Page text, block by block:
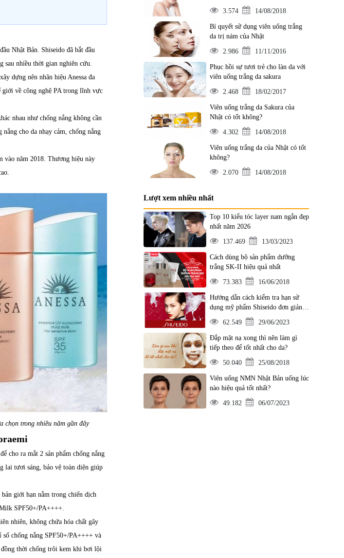
Nhật Bản. Shiseido đã bắt đầu
sau nhiều thời gian nghiên cứu.
dựng nên nhãn hiệu Anessa đa
giới về công nghệ PA trong lĩnh vực
nhau như chống nắng không cần
cho da nhạy cảm, chống nắng
vào năm 2018. Thương hiệu này
chọn trong nhiều năm gần đây
cho ra mắt 2 sản phẩm chống nắng
lai tươi sáng, bảo vệ toàn diện giúp
giới hạn nằm trong chiến dịch
SPF50+/PA++++.
nhiên, không chứa hóa chất gây
chống nắng SPF50+/PA++++ và
đồng thời chống trôi kem khi bơi lội
đẳng cấp
3.574 14/08/2018
Bí quyết sử dụng viên uống trắng
da trị nám của Nhật
2.986 11/11/2016
Phục hồi sự tươi trẻ cho làn da với
viên uống trắng da sakura
2.468 18/02/2017
Viên uống trắng da Sakura của
Nhật có tốt không?
4.302 14/08/2018
Viên uống trắng da của Nhật có tốt
không?
2.070 14/08/2018
Lượt xem nhiều nhất
Top 10 kiểu tóc layer nam ngắn đẹp
nhất năm 2026
137.469 13/03/2023
Cách dùng bộ sản phẩm dưỡng
trắng SK-II hiệu quả nhất
73.383 16/06/2018
Hướng dẫn cách kiểm tra hạn sử
dụng mỹ phẩm Shiseido đơn giản
nhất
62.549 29/06/2023
Đắp mặt nạ xong thì nên làm gì
tiếp theo để tốt nhất cho da?
50.040 25/08/2018
Viên uống NMN Nhật Bản uống lúc
nào hiệu quả tốt nhất?
49.182 06/07/2023